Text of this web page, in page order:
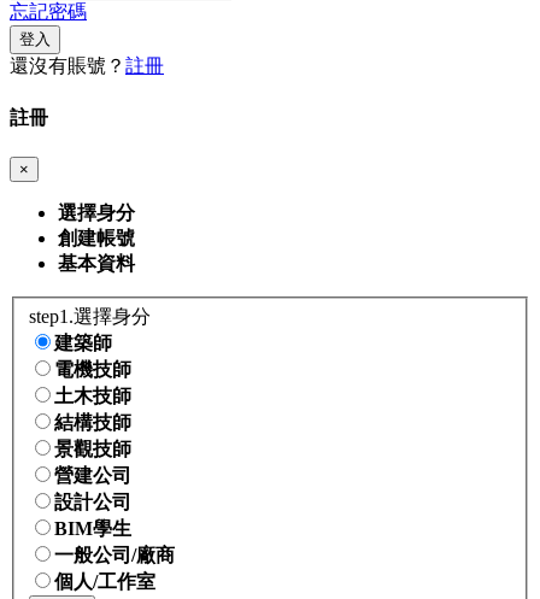
忘記密碼
登入
還沒有賬號？ 註冊
註冊
×
選擇身分
創建帳號
基本資料
step1.選擇身分
建築師
電機技師
土木技師
結構技師
景觀技師
營建公司
設計公司
BIM學生
一般公司/廠商
個人/工作室